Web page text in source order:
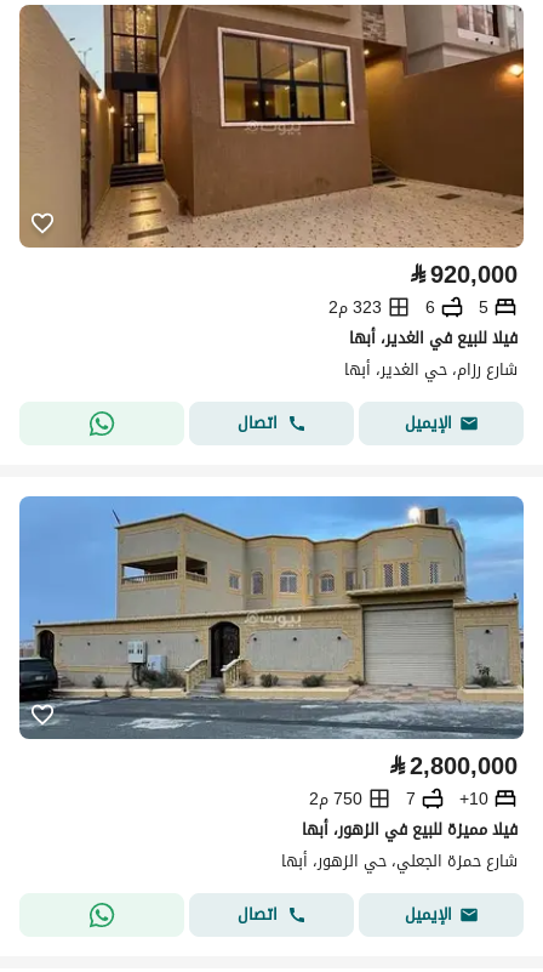
⃁920,000
5
6
323 م2
فيلا للبيع في الغدير، أبها
شارع رزام، حي الغدير، أبها
الإيميل
اتصال
⃁2,800,000
10+
7
750 م2
فيلا مميزة للبيع في الزهور، أبها
شارع حمزة الجعلي، حي الزهور، أبها
الإيميل
اتصال